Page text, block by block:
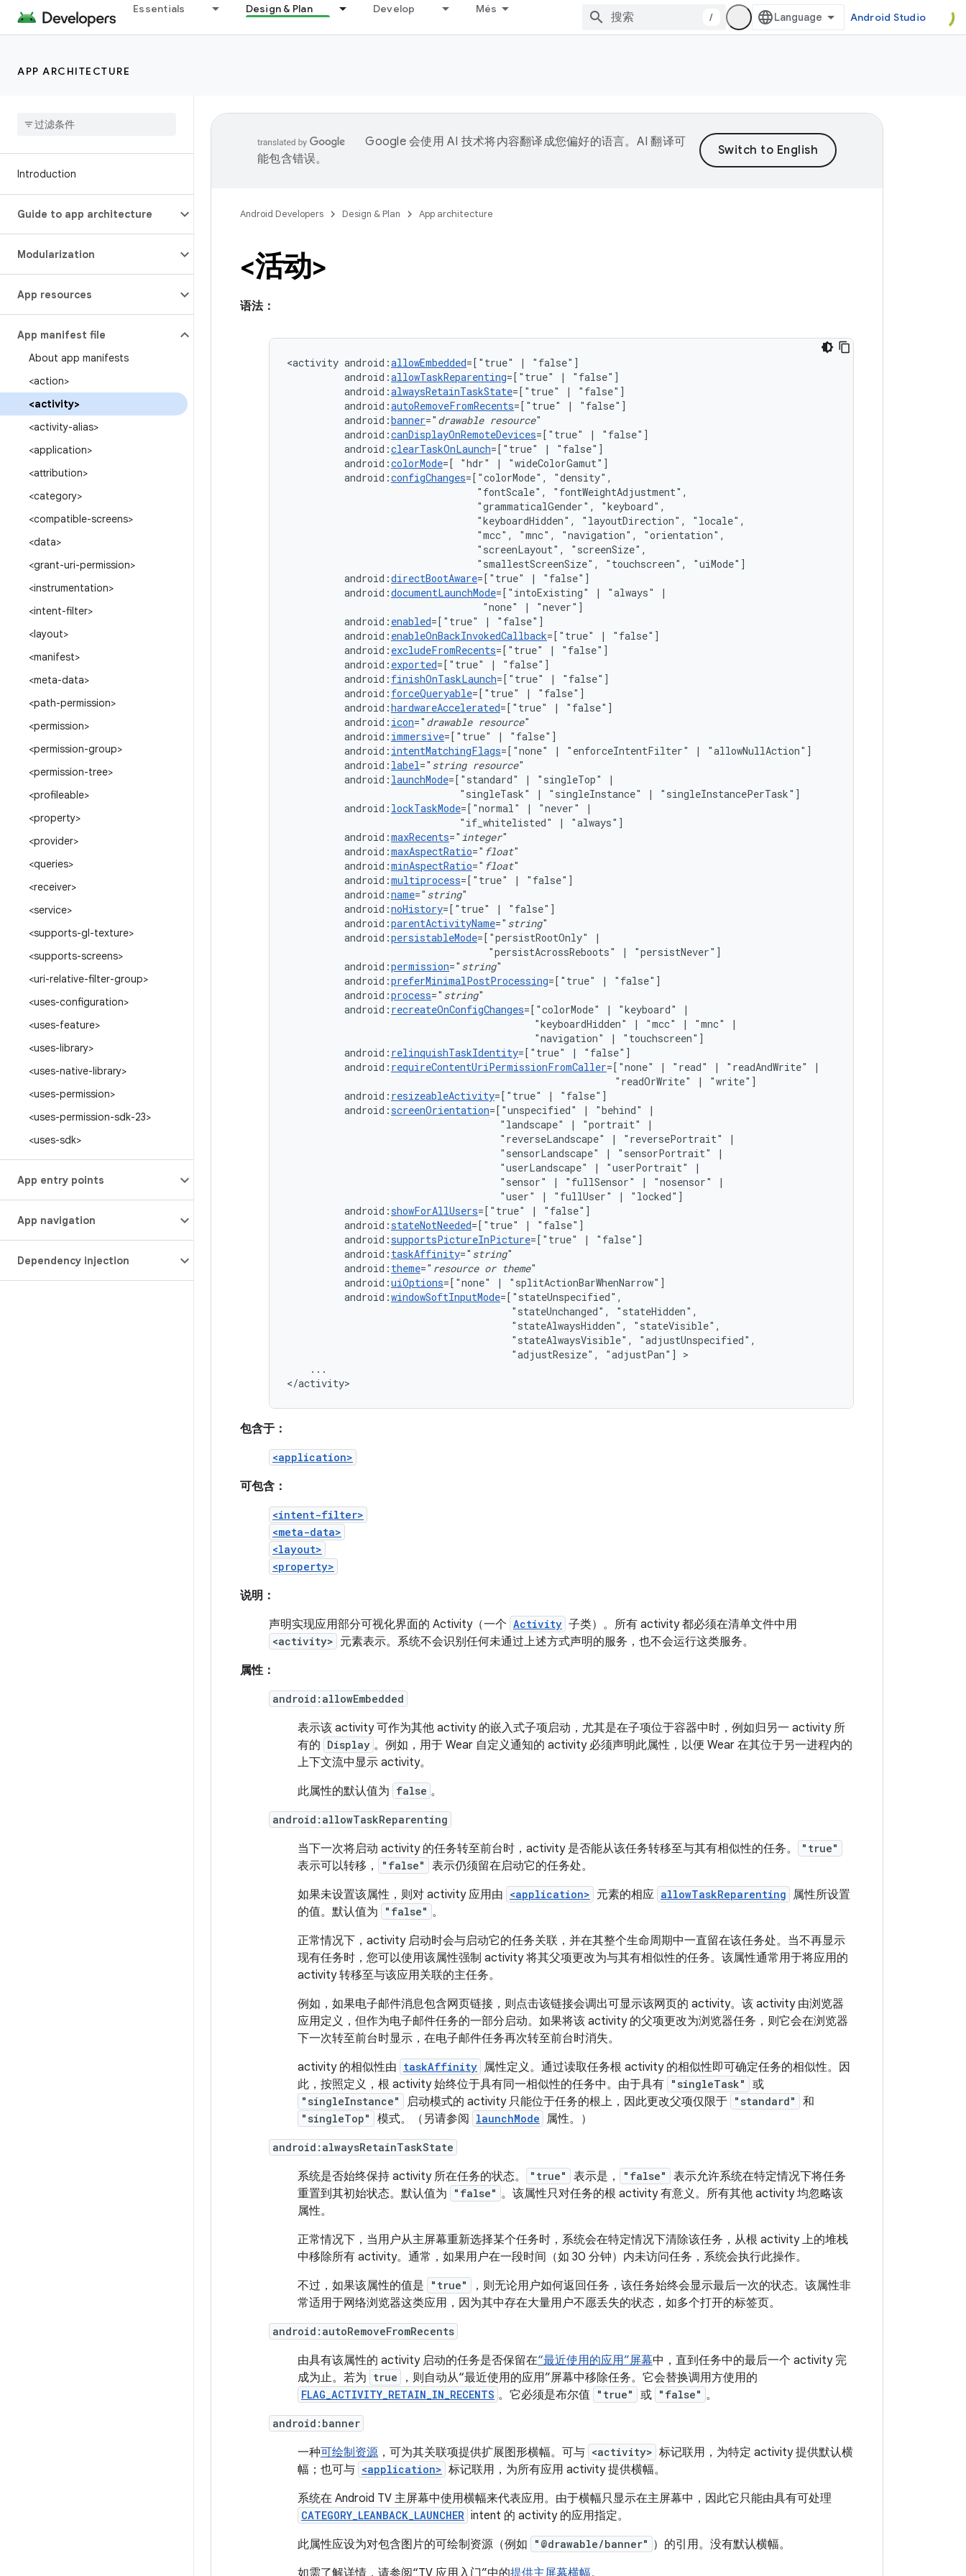
Essentials Design & Plan Develop Més
/ Android Studio
APP ARCHITECTURE
Introduction
Guide to app architecture
Modularization
App resources
App manifest file
About app manifests
<action>
<activity>
<activity-alias>
<application>
<attribution>
<category>
<compatible-screens>
<data>
<grant-uri-permission>
<instrumentation>
<intent-filter>
<layout>
<manifest>
<meta-data>
<path-permission>
<permission>
<permission-group>
<permission-tree>
<profileable>
<property>
<provider>
<queries>
<receiver>
<service>
<supports-gl-texture>
<supports-screens>
<uri-relative-filter-group>
<uses-configuration>
<uses-feature>
<uses-library>
<uses-native-library>
<uses-permission>
<uses-permission-sdk-23>
<uses-sdk>
App entry points
App navigation
Dependency injection
Google 会使用 AI 技术将内容翻译成您偏好的语言。AI 翻译可
能包含错误。
Android Developers Design & Plan App architecture
<活动>
语法：
<activity android:allowEmbedded=["true" |
android:allowTaskReparenting=["true" |
android:alwaysRetainTaskState=["true" |
android:autoRemoveFromRecents=["true" |
android:banner=" drawable resource
android:canDisplayOnRemoteDevices=["true" |
android:clearTaskOnLaunch=["true" |
android:colorMode=[ "hdr" |
android:configChanges=["colorMode",
"fontScale",
"grammaticalGender",
"keyboardHidden",
"layoutDirection",
"mcc",
"mnc", "navigation",
"screenLayout",
"smallestScreenSize",
"touchscreen",
android:directBootAware=["true" |
android:documentLaunchMode=["intoExisting" | "always"
"none"
|
android: enabled=["true" |
android: enableOnBackInvokedCallback=["true" |
android: excludeFromRecents=["true" |
android: exported=["true" |
android: finishOnTaskLaunch=["true" |
android: forceQueryable=["true" |
android:hardwareAccelerated=["true" |
android: icon=" drawable resource
android: immersive=["true" |
android: intentMatchingFlags=["none" | "enforceIntentFilter" |
android: label=" string resource
android: launchMode=["standard" | "singleTop"
"singleTask"
| "singleInstance" |
android: lockTaskMode=["normal" | "never"
"if_whitelisted"
|
android:maxRecents=" integer
android:maxAspectRatio=" float
android:minAspectRatio=" float
android:multiprocess=["true" |
android:name=" string
android:noHistory=["true" |
"false"]
android:parentActivityName=" string"
android:persistableMode=["persistRootOnly"
|
"persistAcrossReboots"
|
android:permission=" string
android:preferMinimalPostProcessing=["true" |
android:process=" string
android: recreateOnConfigChanges=["colorMode" | "keyboard"
"keyboardHidden"
| "mcc" | "mnc"
"navigation"
|
android: relinquishTaskIdentity=["true" |
android: requireContentUriPermissionFromCaller=["none" | "read" | "readAndWrite"
"readOrWrite"
|
"write"]
android: resizeableActivity=["true" |
android:screenOrientation=["unspecified" | "behind"
"landscape"
| "portrait"
"reverseLandscape"
| "reversePortrait"
"sensorLandscape"
| "sensorPortrait"
"userLandscape"
| "userPortrait"
"sensor"
| "fullSensor" | "nosensor"
"user"
| "fullUser" |
android:showForAllUsers=["true" |
android:stateNotNeeded=["true" |
android:supportsPictureInPicture=["true" |
android: taskAffinity=" string
android: theme=" resource or theme
android:uiOptions=["none" |
android:windowSoftInputMode
"stateUnchanged",
"stateAlwaysHidden",
"stateAlwaysVisible",
"adjustResize",
"adjustPan"]
>
...
</activity>
包含于：
<application>
可包含：
<intent-filter>
<meta-data>
<layout>
<property>
说明：
声明实现应用部分可视化界面的 Activity（一个 Activity 子类）。所有 activity 都必须在清单文件中用
<activity> 元素表示。系统不会识别任何未通过上述方式声明的服务，也不会运行这类服务。
属性：
android:allowEmbedded
表示该 activity 可作为其他 activity 的嵌入式子项启动，尤其是在子项位于容器中时，例如归另一 activity 所
有的 Display 。例如，用于 Wear 自定义通知的 activity 必须声明此属性，以便 Wear 在其位于另一进程内的
上下文流中显示 activity。
此属性的默认值为 false 。
android:allowTaskReparenting
当下一次将启动 activity 的任务转至前台时，activity 是否能从该任务转移至与其有相似性的任务。 "true"
表示可以转移， "false"
表示仍须留在启动它的任务处。
如果未设置该属性，则对 activity 应用由 <application> 元素的相应 allowTaskReparenting 属性所设置
的值。默认值为
"false" 。
正常情况下，activity 启动时会与启动它的任务关联，并在其整个生命周期中一直留在该任务处。当不再显示
现有任务时，您可以使用该属性强制 activity 将其父项更改为与其有相似性的任务。该属性通常用于将应用的
activity 转移至与该应用关联的主任务。
例如，如果电子邮件消息包含网页链接，则点击该链接会调出可显示该网页的 activity。该 activity 由浏览器
应用定义，但作为电子邮件任务的一部分启动。如果将该 activity 的父项更改为浏览器任务，则它会在浏览器
下一次转至前台时显示，在电子邮件任务再次转至前台时消失。
activity 的相似性由 taskAffinity 属性定义。通过读取任务根 activity 的相似性即可确定任务的相似性。因
此，按照定义，根 activity 始终位于具有同一相似性的任务中。由于具有 "singleTask" 或
"singleInstance" 启动模式的 activity 只能位于任务的根上，因此更改父项仅限于 "standard" 和
"singleTop" 模式。（另请参阅 launchMode 属性。）
android:alwaysRetainTaskState
系统是否始终保持 activity 所在任务的状态。 "true" 表示是， "false"
表示允许系统在特定情况下将任务
重置到其初始状态。默认值为
"false" 。该属性只对任务的根 activity 有意义。所有其他 activity 均忽略该
属性。
正常情况下，当用户从主屏幕重新选择某个任务时，系统会在特定情况下清除该任务，从根 activity 上的堆栈
中移除所有 activity。通常，如果用户在一段时间（如 30 分钟）内未访问任务，系统会执行此操作。
不过，如果该属性的值是
"true"
，则无论用户如何返回任务，该任务始终会显示最后一次的状态。该属性非
常适用于网络浏览器这类应用，因为其中存在大量用户不愿丢失的状态，如多个打开的标签页。
android:autoRemoveFromRecents
由具有该属性的 activity 启动的任务是否保留在“最近使用的应用”屏幕中，直到任务中的最后一个 activity 完
成为止。若为 true ，则自动从“最近使用的应用”屏幕中移除任务。它会替换调用方使用的
FLAG_ACTIVITY_RETAIN_IN_RECENTS 。它必须是布尔值 "true" 或 "false" 。
android:banner
一种可绘制资源 ，可为其关联项提供扩展图形横幅。可与 <activity> 标记联用，为特定 activity 提供默认横
幅；也可与 <application> 标记联用，为所有应用 activity 提供横幅。
系统在 Android TV 主屏幕中使用横幅来代表应用。由于横幅只显示在主屏幕中，因此它只能由具有可处理
CATEGORY_LEANBACK_LAUNCHER intent 的 activity 的应用指定。
此属性应设为对包含图片的可绘制资源（例如
"@drawable/banner" ）的引用。没有默认横幅。
如需了解详情，请参阅“TV 应用入门”中的提供主屏幕横幅。